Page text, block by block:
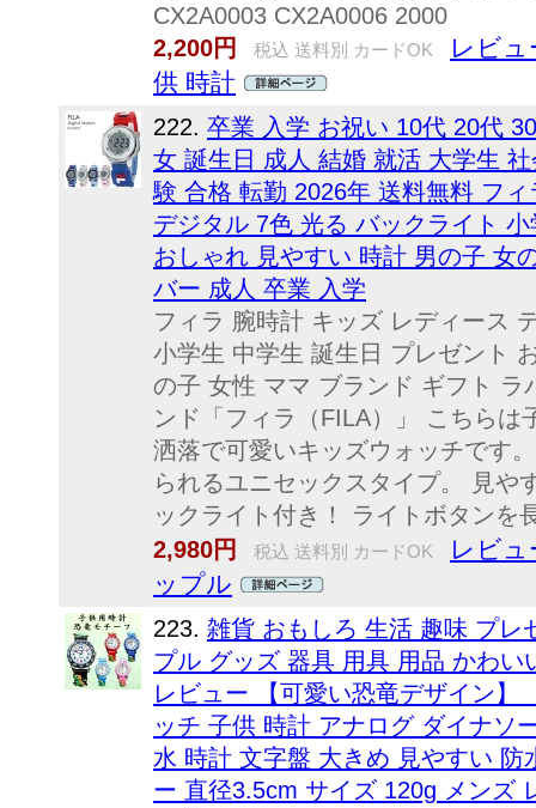
CX2A0003 CX2A0006 2000
2,200円
税込 送料別 カードOK
レビュ
供 時計
222. 卒業 入学 お祝い 10代 20代
女 誕生日 成人 結婚 就活 大学生
験 合格 転勤 2026年 送料無料 フ
デジタル 7色 光る バックライト
おしゃれ 見やすい 時計 男の子 女
バー 成人 卒業 入学
フィラ 腕時計 キッズ レディース
小学生 中学生 誕生日 プレゼント
の子 女性 ママ ブランド ギフト
ンド「フィラ（FILA）」 こちらは
洒落で可愛いキッズウォッチです
られるユニセックスタイプ。 見や
ックライト付き！ ライトボタンを
2,980円
税込 送料別 カードOK
レビュ
ップル
223. 雑貨 おもしろ 生活 趣味 プレ
プル グッズ 器具 用具 用品 かわ
レビュー 【可愛い恐竜デザイン】
ッチ 子供 時計 アナログ ダイナソ
水 時計 文字盤 大きめ 見やすい
ー 直径3.5cm サイズ 120g メンズ